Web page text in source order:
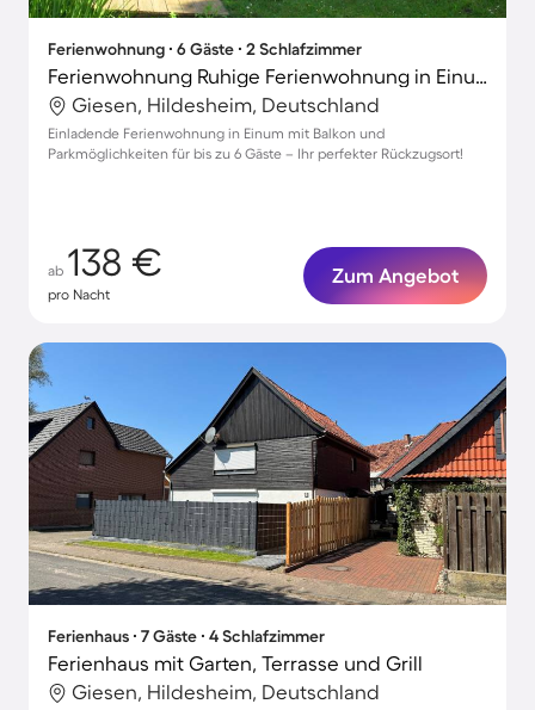
Ferienwohnung ∙ 6 Gäste ∙ 2 Schlafzimmer
Ferienwohnung Ruhige Ferienwohnung in Einum
Giesen, Hildesheim, Deutschland
Einladende Ferienwohnung in Einum mit Balkon und
Parkmöglichkeiten für bis zu 6 Gäste – Ihr perfekter Rückzugsort!
ab 138 €
pro Nacht
Zum Angebot
Ferienhaus ∙ 7 Gäste ∙ 4 Schlafzimmer
Ferienhaus mit Garten, Terrasse und Grill
Giesen, Hildesheim, Deutschland